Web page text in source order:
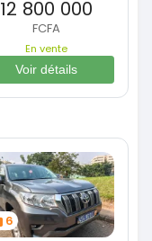
12 800 000
FCFA
En vente
Voir détails
6